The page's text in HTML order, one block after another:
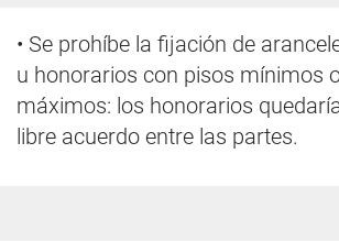
• Se prohíbe la fijación de
u honorarios con pisos mínimos
máximos: los honorarios
libre acuerdo entre las partes.